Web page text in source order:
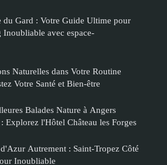
du Gard : Votre Guide Ultime pour
avec espace-
Naturelles dans Votre Routine
Votre Santé et Bien-être
Balades Nature à Angers
Explorez l'Hôtel Château les Forges
Autrement : Saint-Tropez Côté
Inoubliable